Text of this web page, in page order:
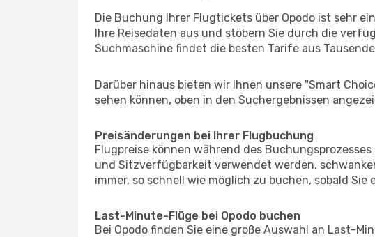
Die Buchung Ihrer Flugtickets über Opodo ist sehr
Ihre Reisedaten aus und stöbern Sie durch die
Suchmaschine findet die besten Tarife aus
Darüber hinaus bieten wir Ihnen unsere "Smart
sehen können, oben in den Suchergebnissen
Preisänderungen bei Ihrer Flugbuchung
Flugpreise können während des
und Sitzverfügbarkeit verwendet werden,
immer, so schnell wie möglich zu buchen, sobald
Last-Minute-Flüge bei Opodo buchen
Bei Opodo finden Sie eine große Auswahl an Last-